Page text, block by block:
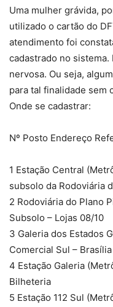
Uma mulher grávida,
utilizado o cartão do
atendimento foi
cadastrado no sistema.
nervosa. Ou seja,
para tal finalidade sem
Onde se cadastrar:
Nº Posto Endereço
1 Estação Central
subsolo da Rodoviária
2 Rodoviária do Plano
Subsolo – Lojas 08/10
3 Galeria dos Estados
Comercial Sul – Brasília
4 Estação Galeria
Bilheteria
5 Estação 112 Sul